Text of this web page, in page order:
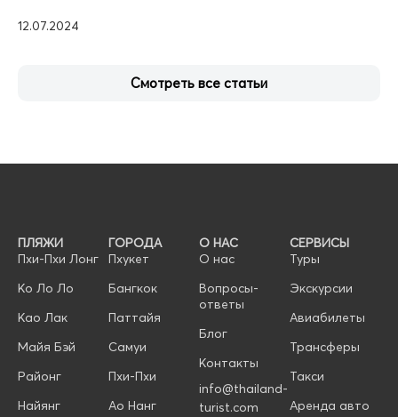
12.07.2024
Смотреть все статьи
ПЛЯЖИ
Пхи-Пхи Лонг
Ко Ло Ло
Као Лак
Майя Бэй
Районг
Найянг
ГОРОДА
Пхукет
Бангкок
Паттайя
Самуи
Пхи-Пхи
Ао Нанг
О НАС
О нас
Вопросы-
ответы
Блог
Контакты
info@thailand-
turist.com
СЕРВИСЫ
Туры
Экскурсии
Авиабилеты
Трансферы
Такси
Аренда авто